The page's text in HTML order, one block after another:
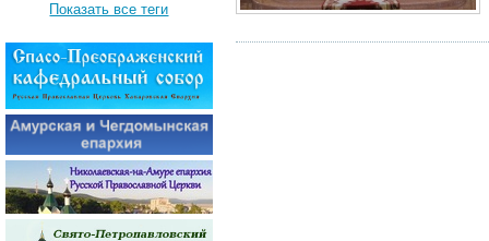
Показать все теги